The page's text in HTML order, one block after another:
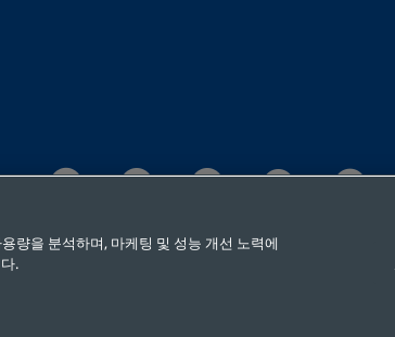
©2026 Swagelok 사(社). 저작권 보유(All Rights Reserved.)
량을 분석하며, 마케팅 및 성능 개선 노력에
.